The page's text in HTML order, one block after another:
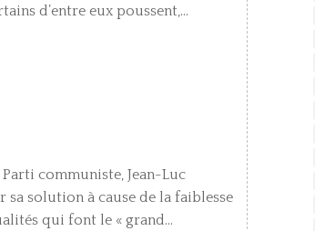
d’entre eux poussent,...
communiste, Jean-Luc
solution à cause de la faiblesse
qui font le « grand...